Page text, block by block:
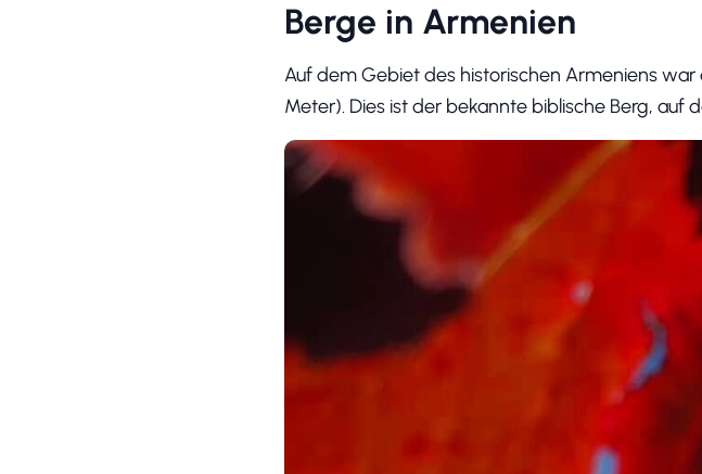
Berge in Armenien
Auf dem Gebiet des historischen Armeniens
Meter). Dies ist der bekannte biblische Berg, auf